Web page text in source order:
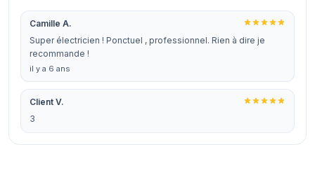
Camille A.
Super électricien ! Ponctuel , professionnel. Rien à dire je
recommande !
il y a 6 ans
Client V.
3